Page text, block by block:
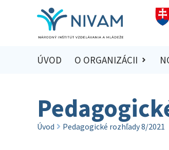
ÚVOD O ORGANIZÁCII
Úvod Pedagogické rozhľady 8/2021